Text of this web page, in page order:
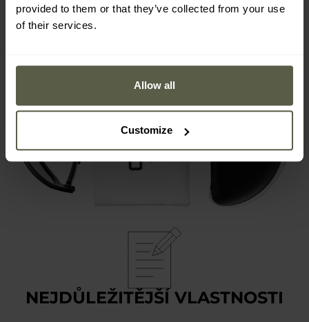
provided to them or that they’ve collected from your use
of their services.
Allow all
Customize
NEJDŮLEŽITĚJŠÍ VLASTNOSTI